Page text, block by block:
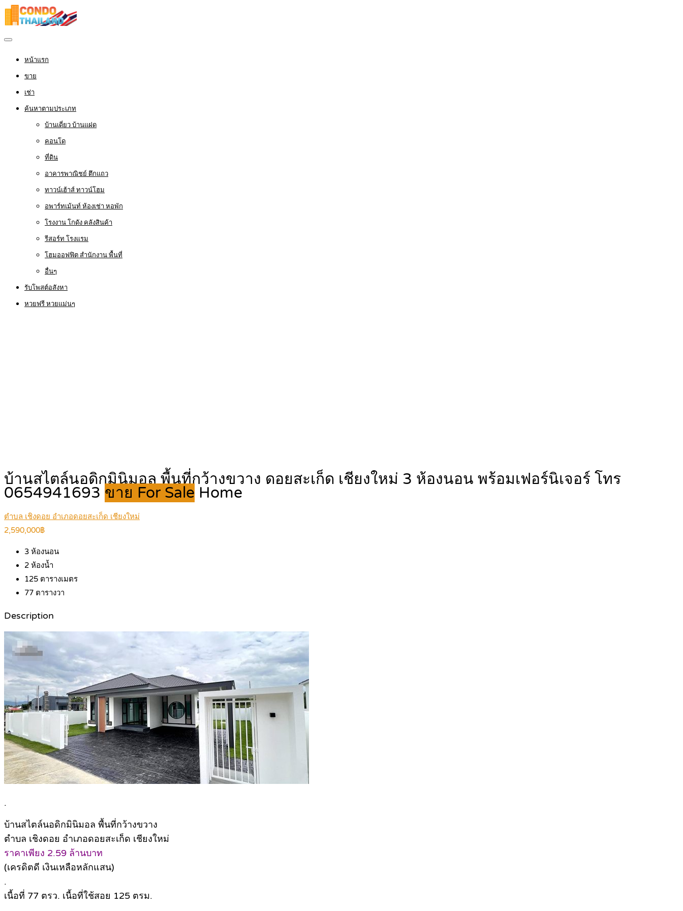
หน้าแรก
ขาย
เช่า
ค้นหาตามประเภท
บ้านเดี่ยว บ้านแฝด
คอนโด
ที่ดิน
อาคารพาณิชย์ ตึกแถว
ทาวน์เฮ้าส์ ทาวน์โฮม
อพาร์ทเม้นท์ ห้องเช่า หอพัก
โรงงาน โกดัง คลังสินค้า
รีสอร์ท โรงแรม
โฮมออฟฟิต สำนักงาน พื้นที่
อื่นๆ
รับโพสต์อสังหา
หวยฟรี หวยแม่นๆ
บ้านสไตล์นอดิกมินิมอล พื้นที่กว้างขวาง ดอยสะเก็ด เชียงใหม่ 3 ห้องนอน พร้อมเฟอร์นิเจอร์ โทร
0654941693 ขาย For Sale Home
ตำบล เชิงดอย อำเภอดอยสะเก็ด เชียงใหม่
2,590,000฿
3 ห้องนอน
2 ห้องน้ำ
125 ตารางเมตร
77 ตารางวา
Description
.
บ้านสไตล์นอดิกมินิมอล พื้นที่กว้างขวาง
ตำบล เชิงดอย อำเภอดอยสะเก็ด เชียงใหม่
ราคาเพียง 2.59 ล้านบาท
(เครดิตดี เงินเหลือหลักแสน)
.
เนื้อที่ 77 ตรว. เนื้อที่ใช้สอย 125 ตรม.